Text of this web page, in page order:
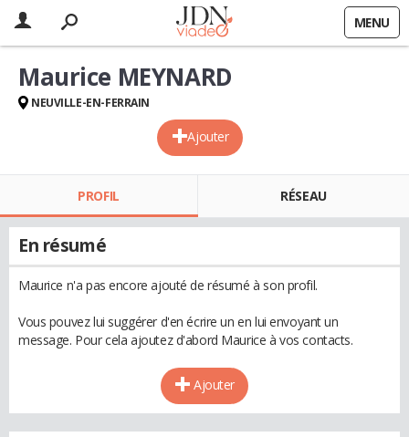
MENU
Ajouter
Maurice MEYNARD
NEUVILLE-EN-FERRAIN
PROFIL RÉSEAU
En résumé
Maurice n'a pas encore ajouté de résumé à son profil.
Vous pouvez lui suggérer d'en écrire un en lui envoyant un
message. Pour cela ajoutez d'abord Maurice à vos contacts.
Ajouter